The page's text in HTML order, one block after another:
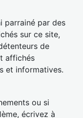
parrainé par des
sur ce site,
de
affichés
et informatives.
ou si
écrivez à